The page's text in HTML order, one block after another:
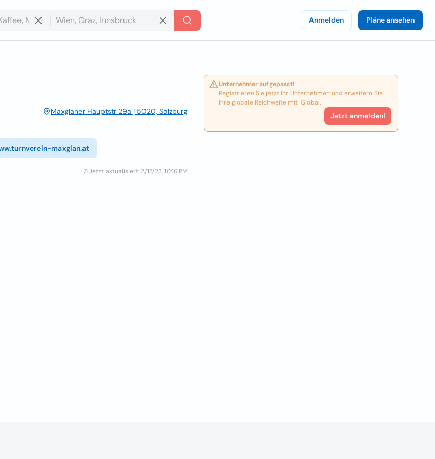
Anmelden Pläne ansehen
Maxglaner Hauptstr 29a | 5020, Salzburg
maxglan.at
Zuletzt aktualisiert: 2/13/23, 10:16 PM
Unternehmer aufgepasst!
Registrieren Sie jetzt Ihr Unternehmen und erweitern Sie
Ihre globale Reichweite mit iGlobal.
Jetzt anmelden!